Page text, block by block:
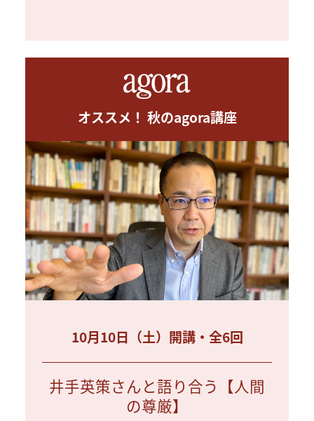
オススメ！ 秋のagora講座
10月10日（土）開講・全6回
井手英策さんと語り合う【人間
の尊厳】